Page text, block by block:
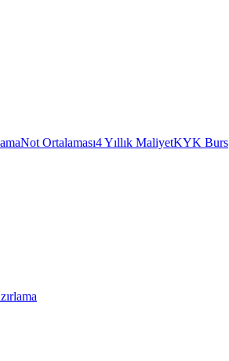
Not Ortalaması4 Yıllık MaliyetKYK Burs